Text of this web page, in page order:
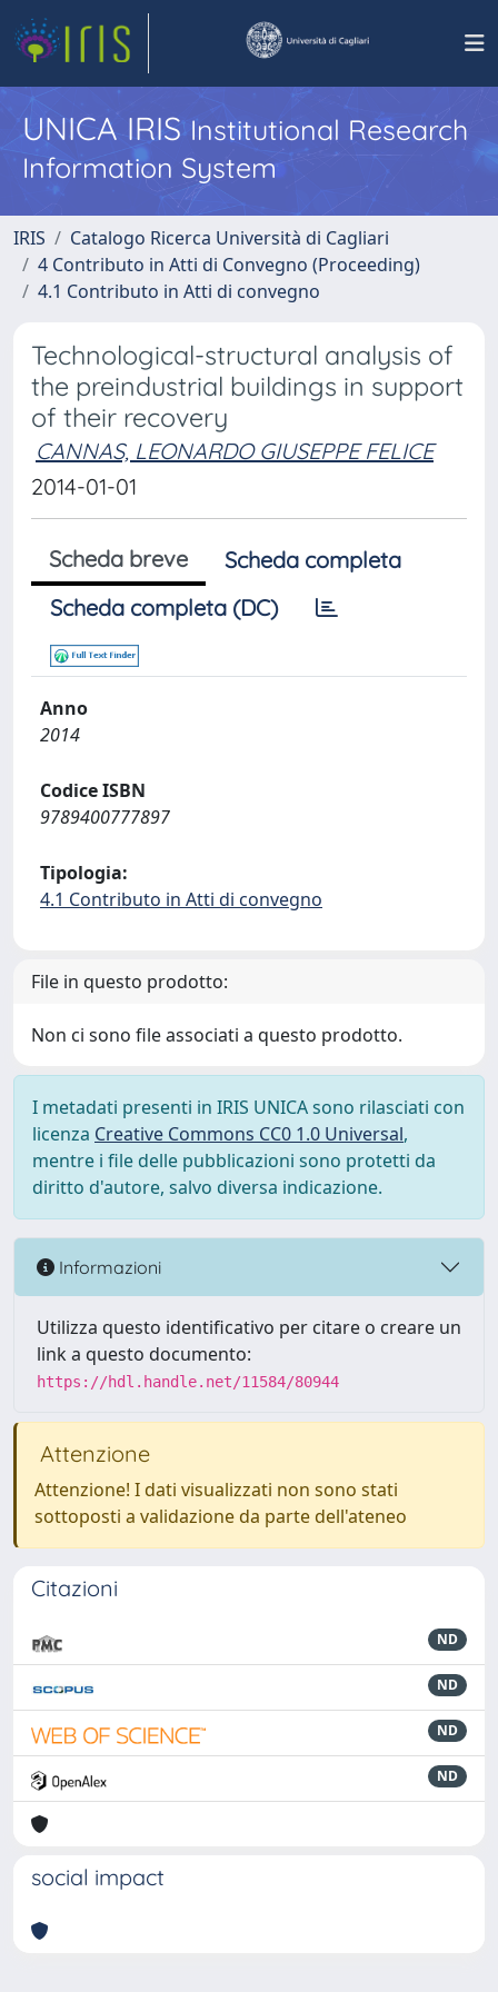
UNICA IRISInstitutional Research
Information System
IRIS
Catalogo Ricerca Università di Cagliari
4 Contributo in Atti di Convegno (Proceeding)
4.1 Contributo in Atti di convegno
Technological-structural analysis of
the preindustrial buildings in support
of their recovery
CANNAS, LEONARDO GIUSEPPE FELICE
2014-01-01
Scheda breve
Scheda completa
Scheda completa (DC)
Anno
2014
Codice ISBN
9789400777897
Tipologia:
4.1 Contributo in Atti di convegno
File in questo prodotto:
Non ci sono file associati a questo prodotto.
I metadati presenti in IRIS UNICA sono rilasciati con
licenza Creative Commons CC0 1.0 Universal,
mentre i file delle pubblicazioni sono protetti da
diritto d'autore, salvo diversa indicazione.
Informazioni
Utilizza questo identificativo per citare o creare un
link a questo documento:
https://hdl.handle.net/11584/80944
Attenzione
Attenzione! I dati visualizzati non sono stati
sottoposti a validazione da parte dell'ateneo
Citazioni
ND
ND
ND
ND
social impact